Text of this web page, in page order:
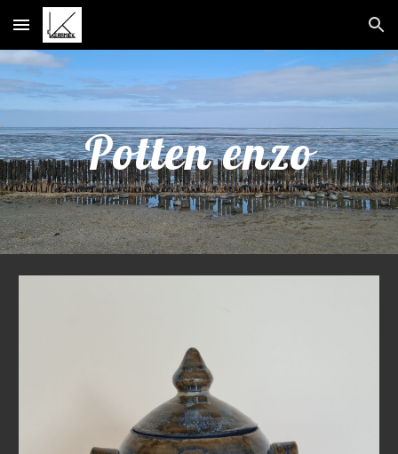
Skip to main content Skip to navigation
Potten enzo